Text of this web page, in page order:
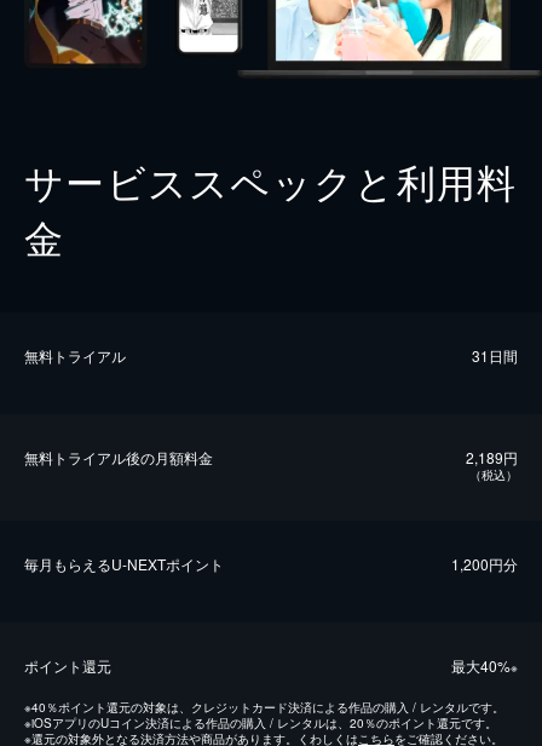
サービススペックと利用料
金
無料トライアル 31日間
無料トライアル後の⽉額料金 2,189円
（税込）
毎⽉もらえるU-NEXTポイント 1,200円分
ポイント還元 最⼤40%※
※40％ポイント還元の対象は、クレジットカード決済による作品の購入 / レンタルです。
※iOSアプリのUコイン決済による作品の購入 / レンタルは、20％のポイント還元です。
※還元の対象外となる決済方法や商品があります。くわしくは こちらをご確認ください。